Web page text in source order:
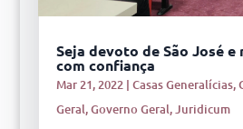
Seja devoto de São José e
com confiança
Mar 21, 2022| Casas Generalícias,
Geral,Governo Geral,Juridicum